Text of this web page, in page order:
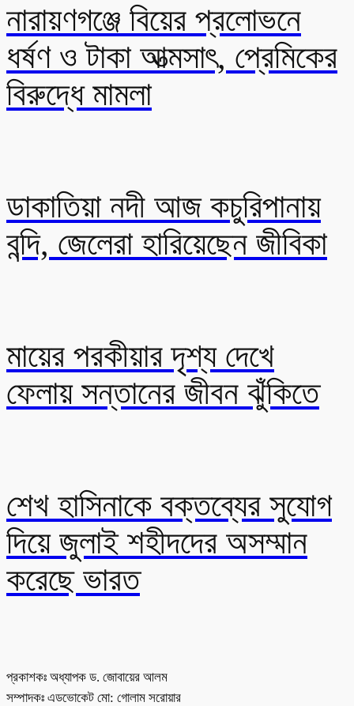
নারায়ণগঞ্জে বিয়ের প্রলোভনে
ধর্ষণ ও টাকা আত্মসাৎ, প্রেমিকের
বিরুদ্ধে মামলা
ডাকাতিয়া নদী আজ কচুরিপানায়
বন্দি, জেলেরা হারিয়েছেন জীবিকা
মায়ের পরকীয়ার দৃশ্য দেখে
ফেলায় সন্তানের জীবন ঝুঁকিতে
শেখ হাসিনাকে বক্তব্যের সুযোগ
দিয়ে জুলাই শহীদদের অসম্মান
করেছে ভারত
প্রকাশকঃ অধ্যাপক ড. জোবায়ের আলম
সম্পাদকঃ এডভোকেট মো: গোলাম সরোয়ার